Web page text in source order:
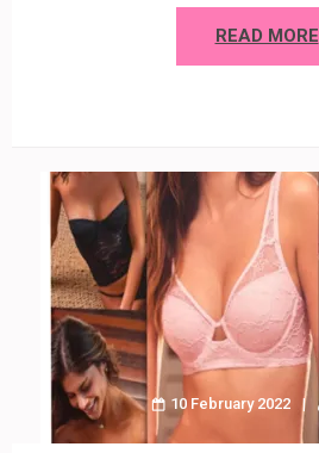
READ MORE
10 February 2022